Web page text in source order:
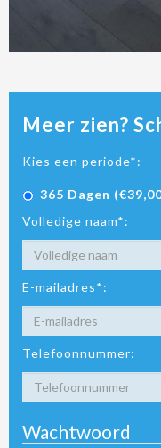
Meer zien?
Kies een periode*:
365 Dagen
Volledige naam*:
E-mailadres*:
Telefoonnummer:
Wachtwoord